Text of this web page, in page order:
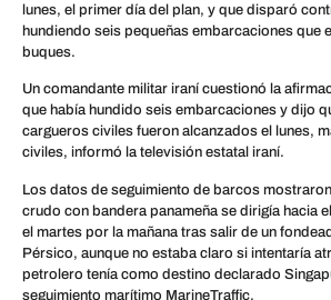
lunes, el primer día del plan, y que disparó
hundiendo seis pequeñas embarcaciones que
buques.
Un comandante militar iraní cuestionó la
que había hundido seis embarcaciones y dijo
cargueros civiles fueron alcanzados el lunes,
civiles, informó la televisión estatal iraní.
Los datos de seguimiento de barcos
crudo con bandera panameña se dirigía hacia
el martes por la mañana tras salir de un
Pérsico, aunque no estaba claro si intentaría
petrolero tenía como destino declarado
seguimiento marítimo MarineTraffic.